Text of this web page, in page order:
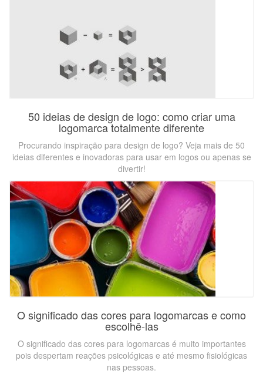
50 ideias de design de logo: como criar uma
logomarca totalmente diferente
Procurando inspiração para design de logo? Veja mais de 50
ideias diferentes e inovadoras para usar em logos ou apenas se
divertir!
O significado das cores para logomarcas e como
escolhê-las
O significado das cores para logomarcas é muito importantes
pois despertam reações psicológicas e até mesmo fisiológicas
nas pessoas.